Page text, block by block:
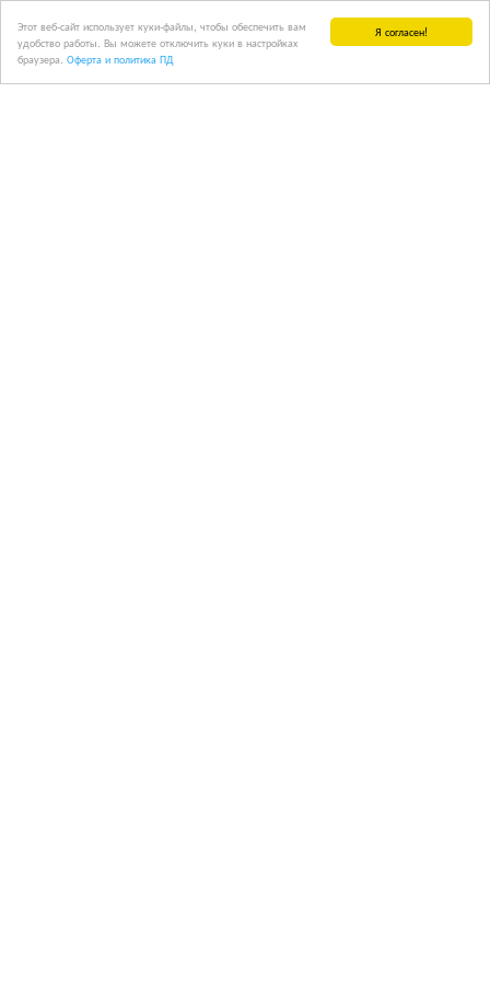
Я согласен!
Этот веб-сайт использует куки-файлы, чтобы обеспечить вам
удобство работы. Вы можете отключить куки в настройках
браузера. Оферта и политика ПД